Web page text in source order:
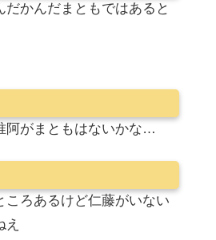
かんだまともではあると
阿がまともはないかな…
ころあるけど仁藤がいない
え